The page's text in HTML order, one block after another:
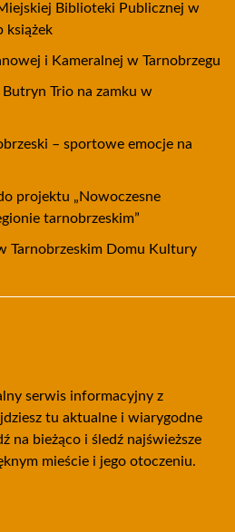
Biblioteki Publicznej w
książek
i Kameralnej w Tarnobrzegu
Butryn Trio na zamku w
– sportowe emocje na
projektu „Nowoczesne
tarnobrzeskim”
Tarnobrzeskim Domu Kultury
serwis informacyjny z
tu aktualne i wiarygodne
na bieżąco i śledź najświeższe
mieście i jego otoczeniu.